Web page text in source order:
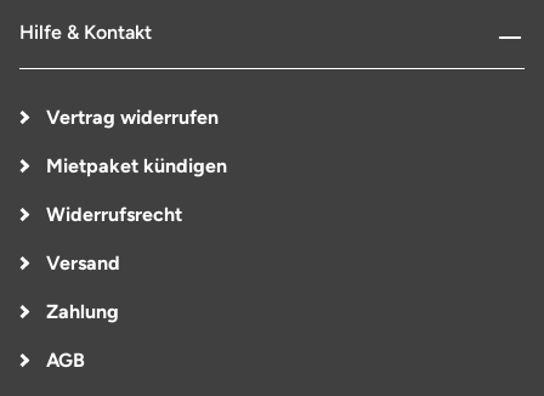
Hilfe & Kontakt
Vertrag widerrufen
Mietpaket kündigen
Widerrufsrecht
Versand
Zahlung
AGB